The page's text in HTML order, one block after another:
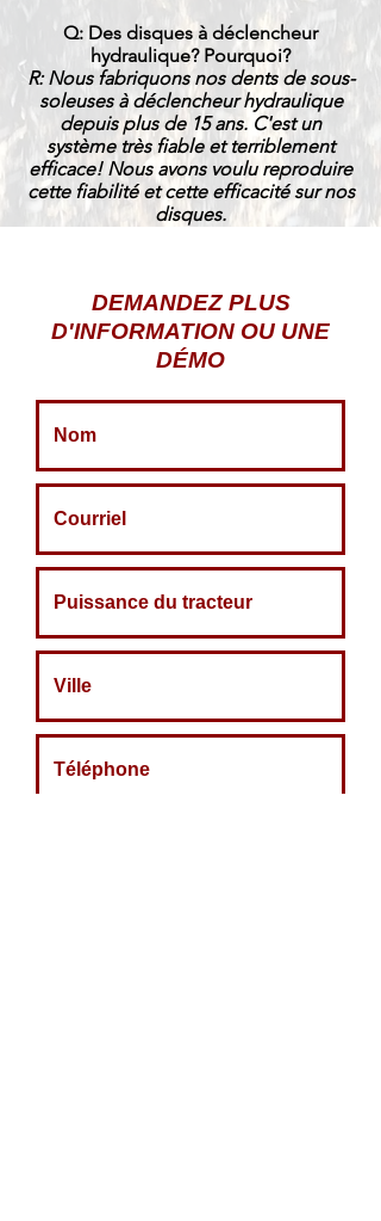
Q: Des disques à déclencheur
hydraulique? Pourquoi?
R: Nous fabriquons nos dents de sous-
soleuses à déclencheur hydraulique
depuis plus de 15 ans. C'est un
système très fiable et terriblement
efficace! Nous avons voulu reproduire
cette fiabilité et cette efficacité sur nos
disques.
DEMANDEZ PLUS
D'INFORMATION OU UNE
DÉMO